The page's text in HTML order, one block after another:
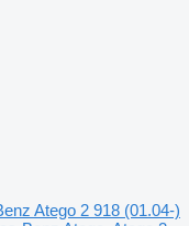
Atego 2 918 (01.04-)